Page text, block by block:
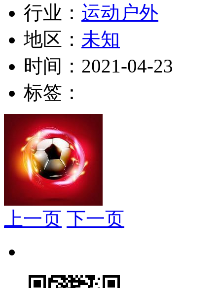
行业： 运动户外
地区： 未知
时间： 2021-04-23
标签：
上一页 下一页